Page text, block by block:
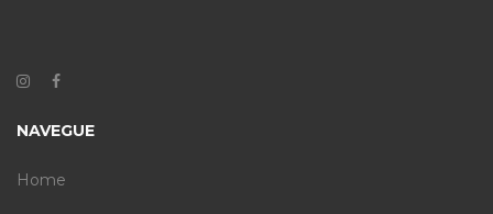
NAVEGUE
Home